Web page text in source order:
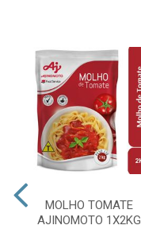
MOLHO TOMATE
AJINOMOTO 1X2KG